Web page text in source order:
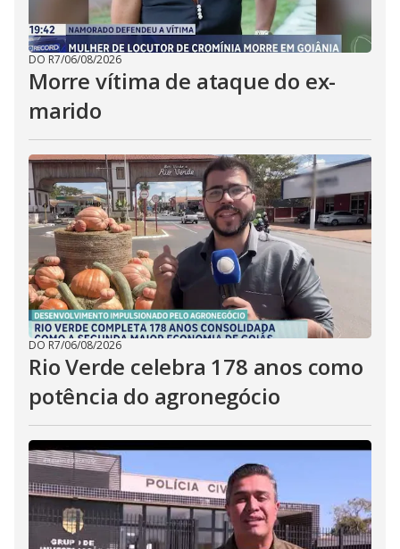
DO R7/06/08/2026
Morre vítima de ataque do ex-
marido
DO R7/06/08/2026
Rio Verde celebra 178 anos como
potência do agronegócio